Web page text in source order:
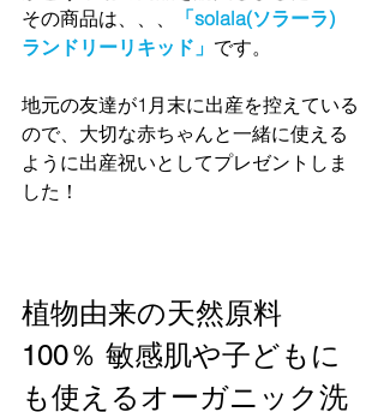
その商品は、、、
「solala(ソラーラ)
ランドリーリキッド」 です。
地元の友達が1月末に出産を控えている
ので、大切な赤ちゃんと一緒に使える
ように出産祝いとしてプレゼントしま
した！
植物由来の天然原料
100％ 敏感肌や子どもに
も使えるオーガニック洗